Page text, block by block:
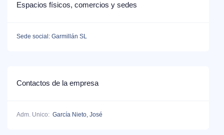
Espacios físicos, comercios y sedes
Sede social: Garmillán SL
Contactos de la empresa
Adm. Unico: García Nieto, José